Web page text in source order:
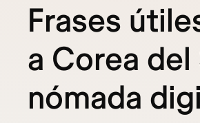
Frases
a Corea
nómada